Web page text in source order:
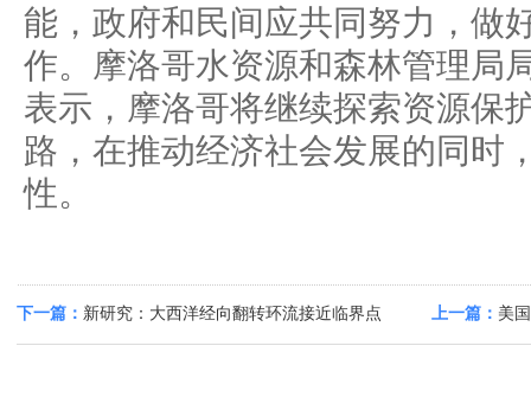
能，政府和民间应共同努力，做
作。摩洛哥水资源和森林管理局
表示，摩洛哥将继续探索资源保
路，在推动经济社会发展的同时
性。
下一篇： 新研究：大西洋经向翻转环流接近临界点 上一篇： 美